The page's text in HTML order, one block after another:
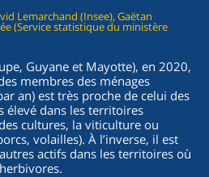
Lemarchand (Insee), Gaëtan
(Service statistique du ministère
Guyane et Mayotte), en 2020,
membres des ménages
an) est très proche de celui des
élevé dans les territoires
cultures, la viticulture ou
volailles). À l’inverse, il est
actifs dans les territoires où